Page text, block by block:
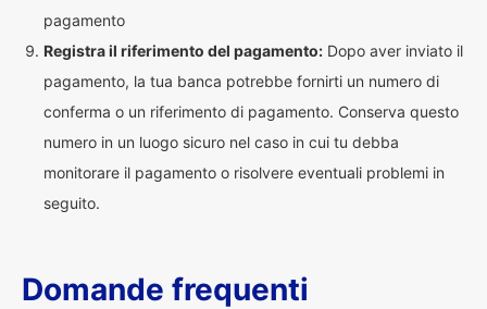
pagamento
Registra il riferimento del pagamento: Dopo aver inviato il
pagamento, la tua banca potrebbe fornirti un numero di
conferma o un riferimento di pagamento. Conserva questo
numero in un luogo sicuro nel caso in cui tu debba
monitorare il pagamento o risolvere eventuali problemi in
seguito.
Domande frequenti